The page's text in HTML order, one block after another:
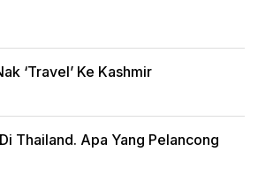
‘travel’ Ke Kashmir
Thailand. Apa Yang Pelancong